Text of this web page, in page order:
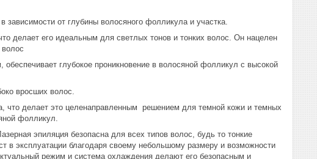
от глубины волосяного фолликула и участка.
делает его идеальным для светлых тонов и тонких волос. Он нацелен
глубокое проникновение в волосяной фолликул с высокой
вросших волос.
что делает это целенаправленным решением для темной кожи и темных
фолликул.
эпиляция безопасна для всех типов волос, будь то тонкие
эксплуатации благодаря своему небольшому размеру и возможности
режим и система охлаждения делают его безопасным и